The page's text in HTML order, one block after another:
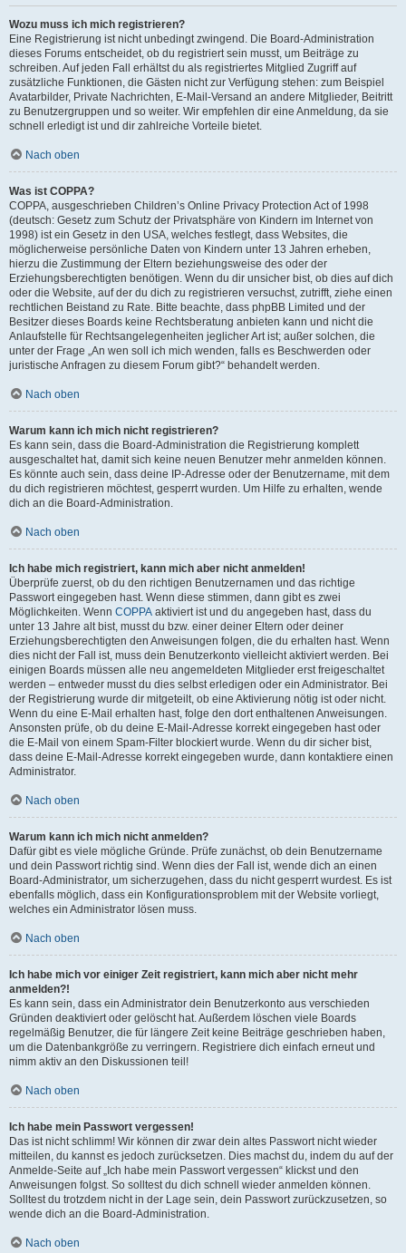
Wozu muss ich mich registrieren?
Eine Registrierung ist nicht unbedingt zwingend. Die Board-Administration
dieses Forums entscheidet, ob du registriert sein musst, um Beiträge zu
schreiben. Auf jeden Fall erhältst du als registriertes Mitglied Zugriff auf
zusätzliche Funktionen, die Gästen nicht zur Verfügung stehen: zum Beispiel
Avatarbilder, Private Nachrichten, E-Mail-Versand an andere Mitglieder, Beitritt
zu Benutzergruppen und so weiter. Wir empfehlen dir eine Anmeldung, da sie
schnell erledigt ist und dir zahlreiche Vorteile bietet.
Nach oben
Was ist COPPA?
COPPA, ausgeschrieben Children’s Online Privacy Protection Act of 1998
(deutsch: Gesetz zum Schutz der Privatsphäre von Kindern im Internet von
1998) ist ein Gesetz in den USA, welches festlegt, dass Websites, die
möglicherweise persönliche Daten von Kindern unter 13 Jahren erheben,
hierzu die Zustimmung der Eltern beziehungsweise des oder der
Erziehungsberechtigten benötigen. Wenn du dir unsicher bist, ob dies auf dich
oder die Website, auf der du dich zu registrieren versuchst, zutrifft, ziehe einen
rechtlichen Beistand zu Rate. Bitte beachte, dass phpBB Limited und der
Besitzer dieses Boards keine Rechtsberatung anbieten kann und nicht die
Anlaufstelle für Rechtsangelegenheiten jeglicher Art ist; außer solchen, die
unter der Frage „An wen soll ich mich wenden, falls es Beschwerden oder
juristische Anfragen zu diesem Forum gibt?“ behandelt werden.
Nach oben
Warum kann ich mich nicht registrieren?
Es kann sein, dass die Board-Administration die Registrierung komplett
ausgeschaltet hat, damit sich keine neuen Benutzer mehr anmelden können.
Es könnte auch sein, dass deine IP-Adresse oder der Benutzername, mit dem
du dich registrieren möchtest, gesperrt wurden. Um Hilfe zu erhalten, wende
dich an die Board-Administration.
Nach oben
Ich habe mich registriert, kann mich aber nicht anmelden!
Überprüfe zuerst, ob du den richtigen Benutzernamen und das richtige
Passwort eingegeben hast. Wenn diese stimmen, dann gibt es zwei
Möglichkeiten. Wenn COPPA aktiviert ist und du angegeben hast, dass du
unter 13 Jahre alt bist, musst du bzw. einer deiner Eltern oder deiner
Erziehungsberechtigten den Anweisungen folgen, die du erhalten hast. Wenn
dies nicht der Fall ist, muss dein Benutzerkonto vielleicht aktiviert werden. Bei
einigen Boards müssen alle neu angemeldeten Mitglieder erst freigeschaltet
werden – entweder musst du dies selbst erledigen oder ein Administrator. Bei
der Registrierung wurde dir mitgeteilt, ob eine Aktivierung nötig ist oder nicht.
Wenn du eine E-Mail erhalten hast, folge den dort enthaltenen Anweisungen.
Ansonsten prüfe, ob du deine E-Mail-Adresse korrekt eingegeben hast oder
die E-Mail von einem Spam-Filter blockiert wurde. Wenn du dir sicher bist,
dass deine E-Mail-Adresse korrekt eingegeben wurde, dann kontaktiere einen
Administrator.
Nach oben
Warum kann ich mich nicht anmelden?
Dafür gibt es viele mögliche Gründe. Prüfe zunächst, ob dein Benutzername
und dein Passwort richtig sind. Wenn dies der Fall ist, wende dich an einen
Board-Administrator, um sicherzugehen, dass du nicht gesperrt wurdest. Es ist
ebenfalls möglich, dass ein Konfigurationsproblem mit der Website vorliegt,
welches ein Administrator lösen muss.
Nach oben
Ich habe mich vor einiger Zeit registriert, kann mich aber nicht mehr
anmelden?!
Es kann sein, dass ein Administrator dein Benutzerkonto aus verschieden
Gründen deaktiviert oder gelöscht hat. Außerdem löschen viele Boards
regelmäßig Benutzer, die für längere Zeit keine Beiträge geschrieben haben,
um die Datenbankgröße zu verringern. Registriere dich einfach erneut und
nimm aktiv an den Diskussionen teil!
Nach oben
Ich habe mein Passwort vergessen!
Das ist nicht schlimm! Wir können dir zwar dein altes Passwort nicht wieder
mitteilen, du kannst es jedoch zurücksetzen. Dies machst du, indem du auf der
Anmelde-Seite auf „Ich habe mein Passwort vergessen“ klickst und den
Anweisungen folgst. So solltest du dich schnell wieder anmelden können.
Solltest du trotzdem nicht in der Lage sein, dein Passwort zurückzusetzen, so
wende dich an die Board-Administration.
Nach oben